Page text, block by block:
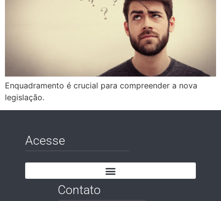
Enquadramento é crucial para compreender a nova
legislação.
Acesse
Contato